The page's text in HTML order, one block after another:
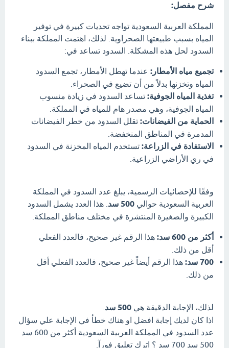
شرح مفصل:
المملكة العربية السعودية تواجه تحديات كبيرة في توفير
المياه بسبب طبيعتها الصحراوية. لذلك، اهتمت المملكة ببناء
السدود لحل هذه المشكلة. السدود تساعد في:
تجميع مياه الأمطار: عندما تهطل الأمطار، تجمع السدود
المياه وتخزنها بدلاً من أن تضيع في الصحراء.
تغذية المياه الجوفية: تساعد السدود في زيادة منسوب
المياه الجوفية، وهي مصدر هام للمياه في المملكة.
الحماية من الفيضانات: تقلل السدود من خطر الفيضانات
المدمرة في المناطق المنخفضة.
الاستفادة في الزراعة: تستخدم المياه المخزنة في السدود
في ري الأراضي الزراعية.
وفقًا للإحصائيات الرسمية، يبلغ عدد السدود في المملكة
العربية السعودية حوالي 500 سد
. هذا العدد يشمل السدود
الكبيرة والصغيرة المنتشرة في مختلف مناطق المملكة.
أكثر من 600 سد:
هذا الرقم غير صحيح، فالعدد الفعلي
أقل من ذلك.
700 سد:
هذا الرقم أيضاً غير صحيح، فالعدد الفعلي أقل
من ذلك.
لذلك، الإجابة الدقيقة هي 500 سد
اذا كان لديك إجابة افضل او هناك خطأ في الإجابة علي سؤال
عدد السدود في المملكة العربية السعودية أكثر من 600 سد
500 سد 700 سد ؟ اترك تعليق فورآ.